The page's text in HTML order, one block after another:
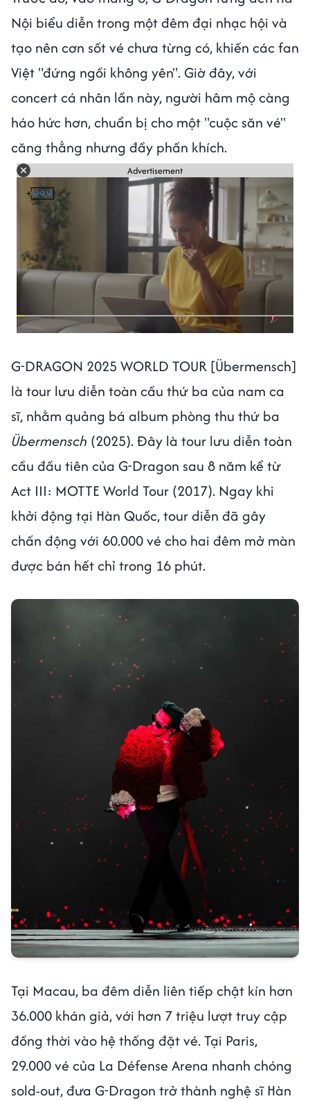
Nội biểu diễn trong một đêm đại nhạc hội và
tạo nên cơn sốt vé chưa từng có, khiến các fan
Việt "đứng ngồi không yên". Giờ đây, với
concert cá nhân lần này, người hâm mộ càng
háo hức hơn, chuẩn bị cho một "cuộc săn vé"
căng thẳng nhưng đầy phấn khích.
Advertisement
G-DRAGON 2025 WORLD TOUR [Übermensch]
là tour lưu diễn toàn cầu thứ ba của nam ca
sĩ, nhằm quảng bá album phòng thu thứ ba
Übermensch (2025). Đây là tour lưu diễn toàn
cầu đầu tiên của G-Dragon sau 8 năm kể từ
Act III: MOTTE World Tour (2017). Ngay khi
khởi động tại Hàn Quốc, tour diễn đã gây
chấn động với 60.000 vé cho hai đêm mở màn
được bán hết chỉ trong 16 phút.
Tại Macau, ba đêm diễn liên tiếp chật kín hơn
36.000 khán giả, với hơn 7 triệu lượt truy cập
đồng thời vào hệ thống đặt vé. Tại Paris,
29.000 vé của La Défense Arena nhanh chóng
sold-out, đưa G-Dragon trở thành nghệ sĩ Hàn